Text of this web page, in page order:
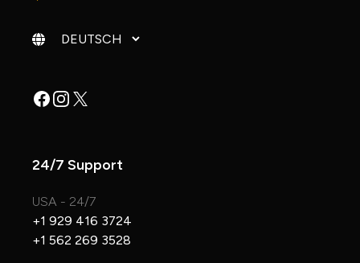
Sprache ändern
Facebook
Instagram
X
24/7 Support
USA - 24/7
+1 929 416 3724
+1 562 269 3528